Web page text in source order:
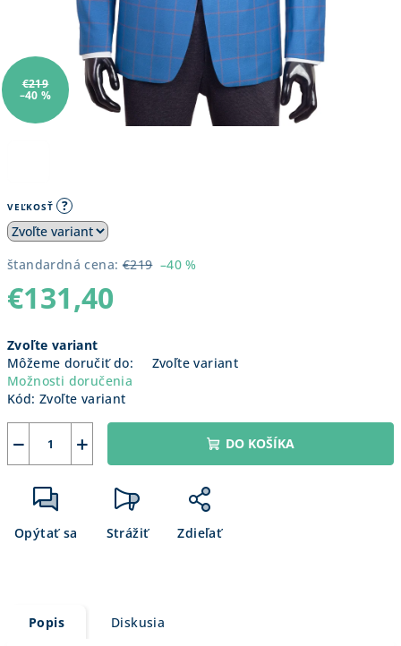
VEĽKOSŤ ?
štandardná cena: €219 –40 %
€131,40
cena:
Zvoľte variant
Môžeme doručiť do:
Zvoľte variant
Možnosti doručenia
Kód: Zvoľte variant
+
− DO KOŠÍKA
Opýtať sa Strážiť Zdieľať
€219
–40 %
Popis Diskusia